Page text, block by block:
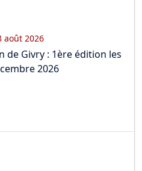
août 2026
de Givry : 1ère édition les
2026